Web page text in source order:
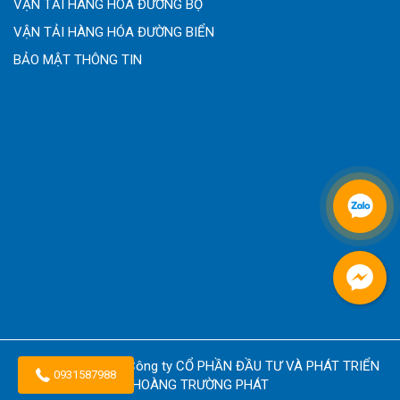
0931587988
VẬN TẢI HÀNG HÓA ĐƯỜNG BỘ
VẬN TẢI HÀNG HÓA ĐƯỜNG BIỂN
BẢO MẬT THÔNG TIN
Copyright © 2026
Công ty CỔ PHẦN ĐẦU TƯ VÀ PHÁT TRIỂN
HOÀNG TRƯỜNG PHÁT